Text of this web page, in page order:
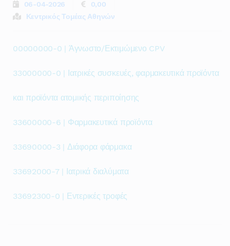
06-04-2026
0,00
Κεντρικός Τομέας Αθηνών
00000000-0 | Άγνωστο/Εκτιμώμενο CPV
33000000-0 | Ιατρικές συσκευές, φαρμακευτικά προϊόντα
και προϊόντα ατομικής περιποίησης
33600000-6 | Φαρμακευτικά προϊόντα
33690000-3 | Διάφορα φάρμακα
33692000-7 | Ιατρικά διαλύματα
33692300-0 | Εντερικές τροφές